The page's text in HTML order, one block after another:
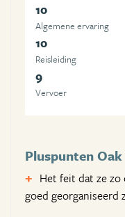
10
Algemene ervaring
10
Reisleiding
9
Vervoer
Pluspunten
Het feit dat ze zo
goed georganiseerd